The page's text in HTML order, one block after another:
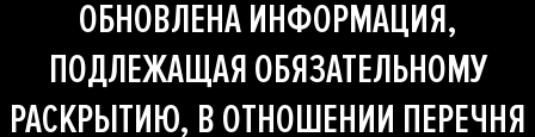
ОБНОВЛЕНА ИНФОРМАЦИЯ,
ПОДЛЕЖАЩАЯ ОБЯЗАТЕЛЬНОМУ
РАСКРЫТИЮ, В ОТНОШЕНИИ ПЕРЕЧНЯ